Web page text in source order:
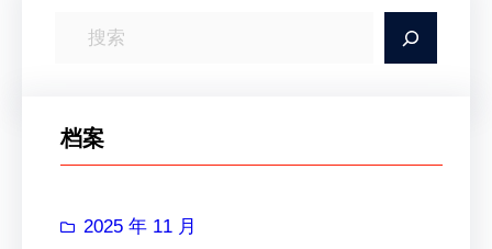
档案
2025 年 11 月